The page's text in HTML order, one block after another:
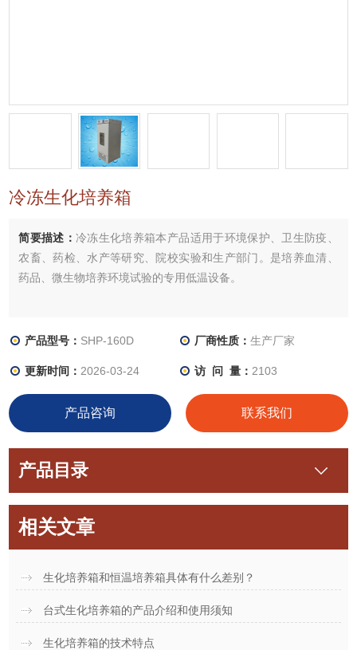
冷冻生化培养箱
简要描述： 冷冻生化培养箱本产品适用于环境保护、卫生防疫、
农畜、药检、水产等研究、院校实验和生产部门。是培养血清、
药品、微生物培养环境试验的专用低温设备。
产品型号： SHP-160D 厂商性质： 生产厂家
更新时间： 2026-03-24 访 问 量： 2103
产品咨询 联系我们
产品目录
相关文章
生化培养箱和恒温培养箱具体有什么差别？
台式生化培养箱的产品介绍和使用须知
生化培养箱的技术特点